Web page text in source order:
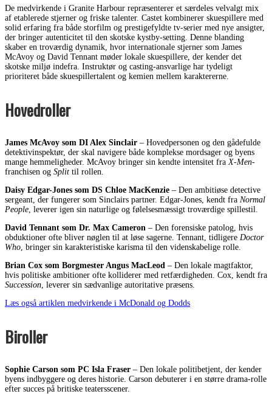
De medvirkende i Granite Harbour repræsenterer et særdeles velvalgt mix
af etablerede stjerner og friske talenter. Castet kombinerer skuespillere med
solid erfaring fra både storfilm og prestigefyldte tv-serier med nye ansigter,
der bringer autenticitet til den skotske kystby-setting. Denne blanding
skaber en troværdig dynamik, hvor internationale stjerner som James
McAvoy og David Tennant møder lokale skuespillere, der kender det
skotske miljø indefra. Instruktør og casting-ansvarlige har tydeligt
prioriteret både skuespillertalent og kemien mellem karaktererne.
Hovedroller
James McAvoy som DI Alex Sinclair – Hovedpersonen og den gådefulde
detektivinspektør, der skal navigere både komplekse mordsager og byens
mange hemmeligheder. McAvoy bringer sin kendte intensitet fra X-Men-
franchisen og Split til rollen.
Daisy Edgar-Jones som DS Chloe MacKenzie – Den ambitiøse detective
sergeant, der fungerer som Sinclairs partner. Edgar-Jones, kendt fra Normal
People , leverer igen sin naturlige og følelsesmæssigt troværdige spillestil.
David Tennant som Dr. Max Cameron – Den forensiske patolog, hvis
obduktioner ofte bliver nøglen til at løse sagerne. Tennant, tidligere Doctor
Who , bringer sin karakteristiske karisma til den videnskabelige rolle.
Brian Cox som Borgmester Angus MacLeod – Den lokale magtfaktor,
hvis politiske ambitioner ofte kolliderer med retfærdigheden. Cox, kendt fra
Succession , leverer sin sædvanlige autoritative præsens.
Læs også artiklen medvirkende i McDonald og Dodds
Biroller
Sophie Carson som PC Isla Fraser – Den lokale politibetjent, der kender
byens indbyggere og deres historie. Carson debuterer i en større drama-rolle
efter succes på britiske teatersscener.